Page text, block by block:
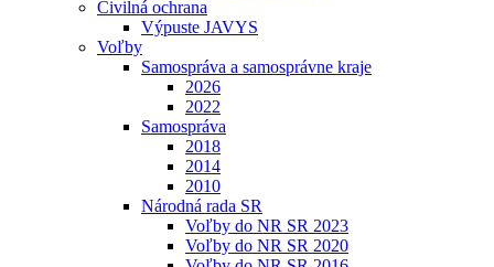
Civilná ochrana
Výpuste JAVYS
Voľby
Samospráva a samosprávne kraje
2026
2022
Samospráva
2018
2014
2010
Národná rada SR
Voľby do NR SR 2023
Voľby do NR SR 2020